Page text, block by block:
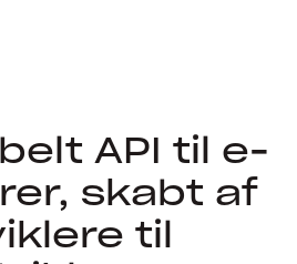
API til e-
skabt af
til